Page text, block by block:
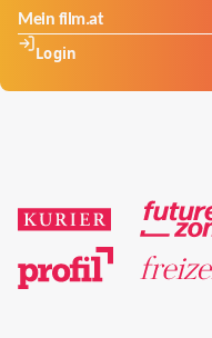
Mein film.at
Login